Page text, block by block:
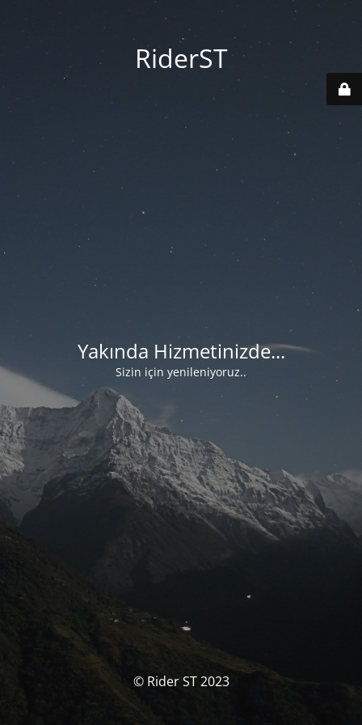
RiderST
Yakında Hizmetinizde...
Sizin için yenileniyoruz..
© Rider ST 2023